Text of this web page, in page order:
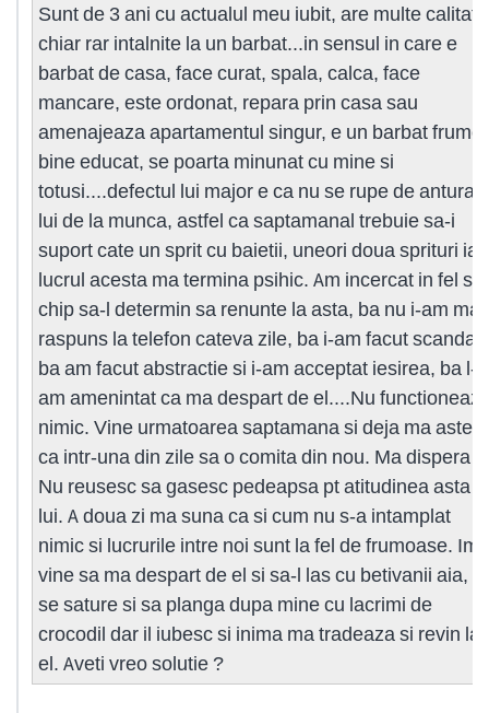
Sunt de 3 ani cu actualul meu iubit, are multe calitati
chiar rar intalnite la un barbat...in sensul in care e
barbat de casa, face curat, spala, calca, face
mancare, este ordonat, repara prin casa sau
amenajeaza apartamentul singur, e un barbat
bine educat, se poarta minunat cu mine si
totusi....defectul lui major e ca nu se rupe de
lui de la munca, astfel ca saptamanal trebuie sa-i
suport cate un sprit cu baietii, uneori doua sprituri iar
lucrul acesta ma termina psihic. Am incercat in fel si
chip sa-l determin sa renunte la asta, ba nu i-am mai
raspuns la telefon cateva zile, ba i-am facut scandal,
ba am facut abstractie si i-am acceptat iesirea, ba l-
am amenintat ca ma despart de el....Nu
nimic. Vine urmatoarea saptamana si deja ma astept
ca intr-una din zile sa o comita din nou. Ma dispera !
Nu reusesc sa gasesc pedeapsa pt atitudinea asta a
lui. A doua zi ma suna ca si cum nu s-a intamplat
nimic si lucrurile intre noi sunt la fel de frumoase. Imi
vine sa ma despart de el si sa-l las cu betivanii aia,
se sature si sa planga dupa mine cu lacrimi de
crocodil dar il iubesc si inima ma tradeaza si revin la
el. Aveti vreo solutie ?